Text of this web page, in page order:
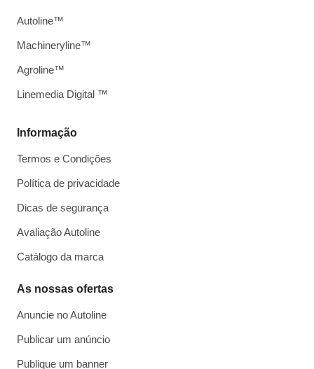
Informação
Termos e Condições
Política de privacidade
Dicas de segurança
Avaliação Autoline
Catálogo da marca
As nossas ofertas
Anuncie no Autoline
Publicar um anúncio
Publique um banner
Autoline™
Machineryline™
Agroline™
Linemedia Digital ™